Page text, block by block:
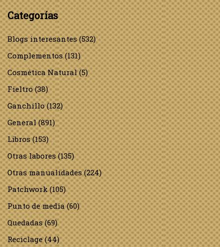
Categorías
Blogs interesantes(532)
Complementos(131)
Cosmética Natural(5)
Fieltro(38)
Ganchillo(132)
General(891)
Libros(153)
Otras labores(135)
Otras manualidades(224)
Patchwork(105)
Punto de media(60)
Quedadas(69)
Reciclage(44)